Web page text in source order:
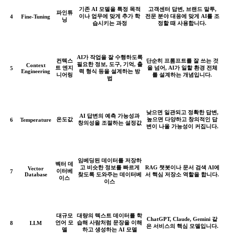
4 Fine-Tuning
파인튜
닝
기존 AI 모델을 특정 목적
이나 업무에 맞게 추가 학
습시키는 과정
고객센터 답변, 브랜드 말투,
전문 분야 대응에 맞게 AI를 조
정할 때 사용합니다.
5
Context
Engineering
컨텍스
트 엔지
니어링
AI가 작업을 잘 수행하도록
필요한 정보, 도구, 기억, 출
력 형식 등을 설계하는 방
법
단순히 프롬프트를 잘 쓰는 것
을 넘어, AI가 일할 환경 전체
를 설계하는 개념입니다.
6 Temperature 온도값
AI 답변의 예측 가능성과
창의성을 조절하는 설정값
낮으면 일관되고 정확한 답변,
높으면 다양하고 창의적인 답
변이 나올 가능성이 커집니다.
7
Vector
Database
벡터 데
이터베
이스
임베딩된 데이터를 저장하
고 비슷한 정보를 빠르게
찾도록 도와주는 데이터베
이스
RAG 챗봇이나 문서 검색 AI에
서 핵심 저장소 역할을 합니다.
8 LLM
대규모
언어 모
델
대량의 텍스트 데이터를 학
습해 사람처럼 문장을 이해
하고 생성하는 AI 모델
ChatGPT, Claude, Gemini 같
은 서비스의 핵심 모델입니다.